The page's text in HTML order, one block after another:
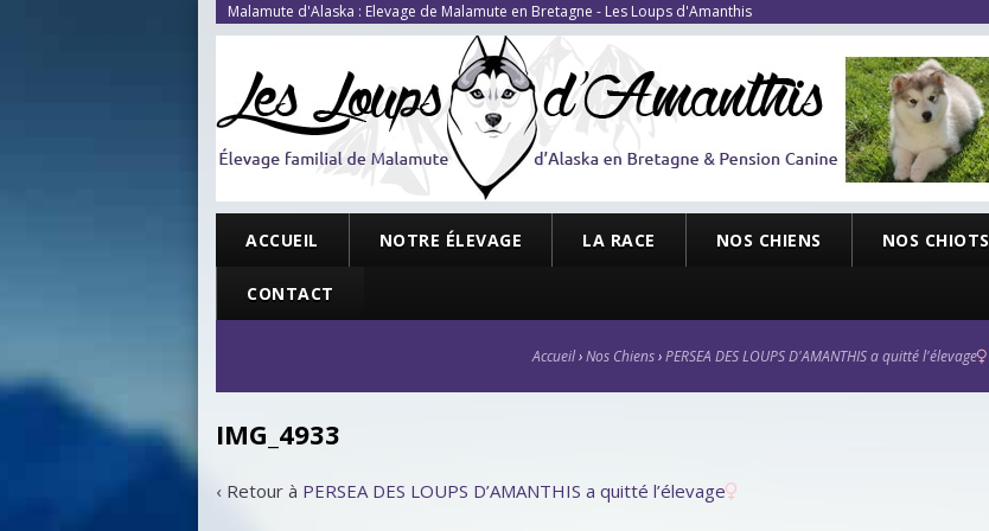
Malamute d'Alaska : Elevage de Malamute en Bretagne - Les Loups d'Amanthis
ACCUEIL NOTRE ÉLEVAGE LA RACE NOS CHIENS NOS CHIOTS
CONTACT
Accueil › Nos Chiens › PERSEA DES LOUPS D'AMANTHIS a quitté l'élevage
IMG_4933
‹ Retour à PERSEA DES LOUPS D’AMANTHIS a quitté l’élevage